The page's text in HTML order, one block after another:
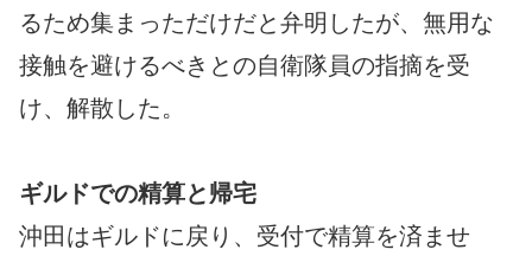
るため集まっただけだと弁明したが、無用な
接触を避けるべきとの自衛隊員の指摘を受
け、解散した。
ギルドでの精算と帰宅
沖田はギルドに戻り、受付で精算を済ませ